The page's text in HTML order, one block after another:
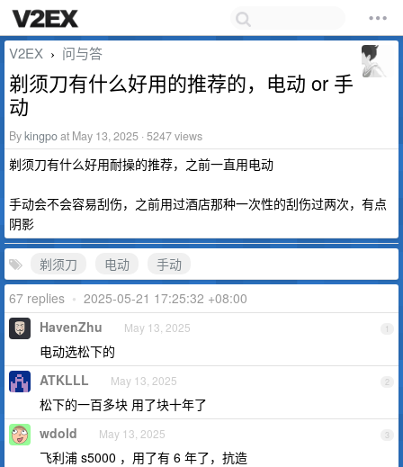
V2EX › 问与答
剃须刀有什么好用的推荐的，电动 or 手
动
Bykingpoat May 13, 2025 · 5247 views
剃须刀有什么好用耐操的推荐，之前一直用电动
手动会不会容易刮伤，之前用过酒店那种一次性的刮伤过两次，有点
阴影
剃须刀 电动
手动
67 replies • 2025-05-21 17:25:32 +08:00
1
HavenZhu May 13, 2025
电动选松下的
2
ATKLLL May 13, 2025
松下的一百多块 用了块十年了
3
wdold May 13, 2025
飞利浦 s5000 ，用了有 6 年了，抗造